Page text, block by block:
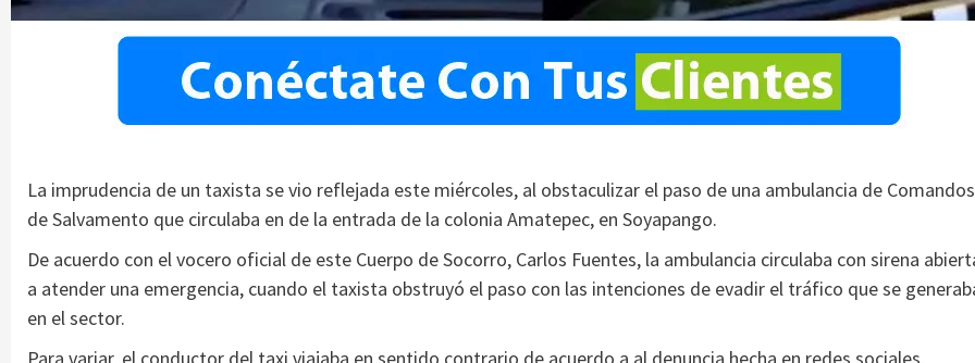
La imprudencia de un taxista se vio reflejada este miércoles, al obstaculizar el paso de una ambulancia de Comandos
de Salvamento que circulaba en de la entrada de la colonia Amatepec, en Soyapango.
De acuerdo con el vocero oficial de este Cuerpo de Socorro, Carlos Fuentes, la ambulancia circulaba con sirena
a atender una emergencia, cuando el taxista obstruyó el paso con las intenciones de evadir el tráfico que se
en el sector.